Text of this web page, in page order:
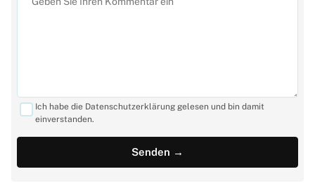
Ich habe die Datenschutzerklärung gelesen und bin damit
einverstanden.